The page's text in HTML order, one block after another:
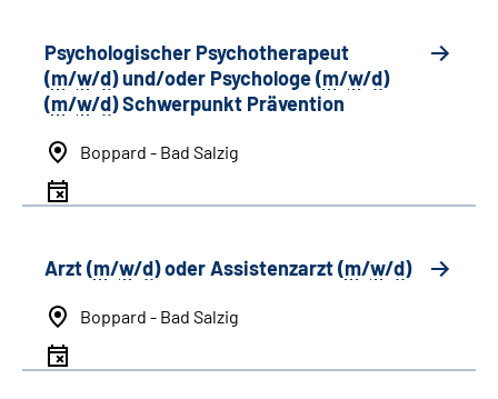
Psychologischer Psychotherapeut
(m/w/d) und/oder Psychologe (m/w/d)
(m/w/d) Schwerpunkt Prävention
Boppard - Bad Salzig
Arzt (m/w/d) oder Assistenzarzt (m/w/d)
Boppard - Bad Salzig